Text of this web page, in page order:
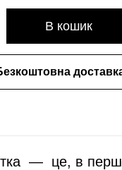
В кошик
— це, в